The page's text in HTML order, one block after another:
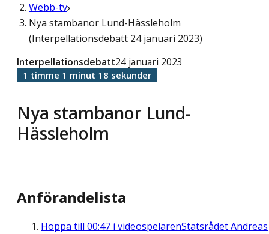
Webb-tv
Nya stambanor Lund-Hässleholm
(Interpellationsdebatt 24 januari 2023)
Nya stambanor Lund-
Hässleholm
Interpellationsdebatt24 januari 2023
1 timme 1 minut 18 sekunder
Anförandelista
Hoppa till 00:47 i videospelarenStatsrådet Andreas